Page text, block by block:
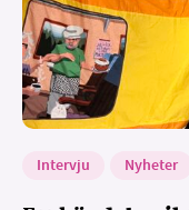
Intervju Nyheter